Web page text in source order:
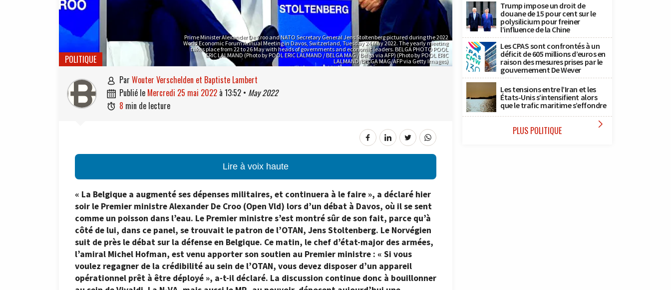
Prime Minister Alexander De Croo and NATO Secretary General Jens Stoltenberg pictured during the 2022
World Economic Forum Annual Meeting in Davos, Switzerland, Tuesday 24 May 2022. The yearly meeting
takes place from 22 to 26 May with heads of governments and economic leaders. BELGA PHOTO POOL
ERIC LALMAND (Photo by POOL ERIC LALMAND / BELGA MAG / Belga via AFP) (Photo by POOL ERIC
LALMAND/BELGA MAG/AFP via Getty Images)
POLITIQUE
 par Wouter Verschelden et Baptiste Lambert
 publié le mercredi 25 mai 2022 à 13:52 • May 2022
 8 min de lecture
Lire à voix haute
« La Belgique a augmenté ses dépenses militaires, et continuera à le faire », a déclaré hier
soir le Premier ministre Alexander De Croo (Open Vld) lors d’un débat à Davos, où il se sent
comme un poisson dans l’eau. Le Premier ministre s’est montré sûr de son fait, parce qu’à
côté de lui, dans ce panel, se trouvait le patron de l’OTAN, Jens Stoltenberg. Le Norvégien
suit de près le débat sur la défense en Belgique. Ce matin, le chef d’état-major des armées,
l’amiral Michel Hofman, est venu apporter son soutien au Premier ministre : « Si vous
voulez regagner de la crédibilité au sein de l’OTAN, vous devez disposer d’un appareil
opérationnel prêt à être déployé », a-t-il déclaré. La discussion continue donc à bouillonner
Trump impose un droit de
douane de 15 pour cent sur le
polysilicium pour freiner
l’influence de la Chine
Les CPAS sont confrontés à un
déficit de 605 millions d’euros en
raison des mesures prises par le
gouvernement De Wever
Les tensions entre l’Iran et les
États-Unis s’intensifient alors
que le trafic maritime s’effondre
PLUS POLITIQUE 